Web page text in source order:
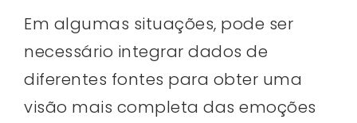
Em algumas situações, pode ser
necessário integrar dados de
diferentes fontes para obter uma
visão mais completa das emoções